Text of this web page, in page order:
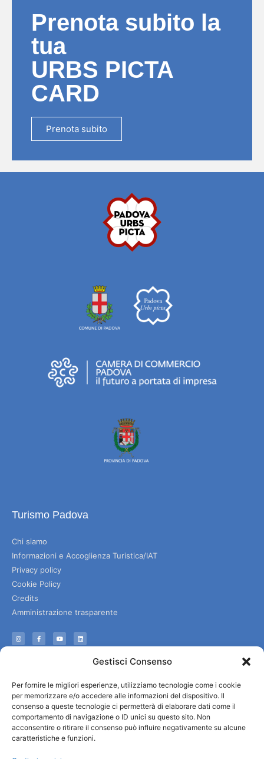
Gestisci Consenso
Per fornire le migliori esperienze, utilizziamo tecnologie come i cookie
per memorizzare e/o accedere alle informazioni del dispositivo. Il
consenso a queste tecnologie ci permetterà di elaborare dati come il
comportamento di navigazione o ID unici su questo sito. Non
acconsentire o ritirare il consenso può influire negativamente su alcune
caratteristiche e funzioni.
Prenota subito la
tua
URBS PICTA
CARD
Prenota subito
Turismo Padova
Chi siamo
Informazioni e Accoglienza Turistica/IAT
Privacy policy
Cookie Policy
Credits
Amministrazione trasparente
Servizi utili
Download brochures